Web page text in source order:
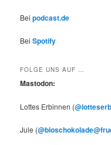
Beipodcast.de
BeiSpotify
FOLGE UNS AUF …
Mastodon:
Lottes Erbinnen (
Jule (